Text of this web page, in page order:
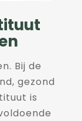
Bij de
gezond
is